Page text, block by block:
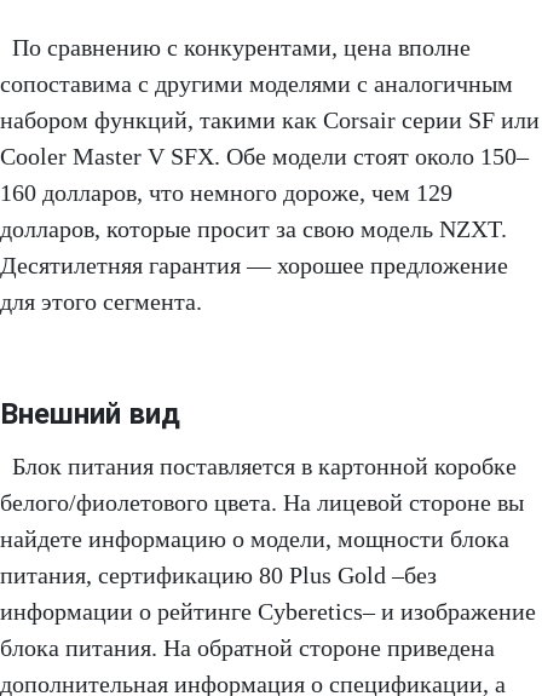
По сравнению с конкурентами, цена вполне
сопоставима с другими моделями с аналогичным
набором функций, такими как Corsair серии SF или
Cooler Master V SFX. Обе модели стоят около 150–
160 долларов, что немного дороже, чем 129
долларов, которые просит за свою модель NZXT.
Десятилетняя гарантия — хорошее предложение
для этого сегмента.
Внешний вид
Блок питания поставляется в картонной коробке
белого/фиолетового цвета. На лицевой стороне вы
найдете информацию о модели, мощности блока
питания, сертификацию 80 Plus Gold –без
информации о рейтинге Cyberetics– и изображение
блока питания. На обратной стороне приведена
дополнительная информация о спецификации, а